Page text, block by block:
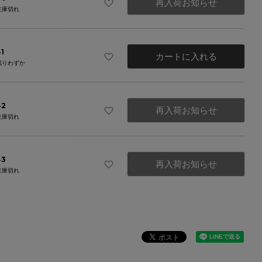
庫切れ
再入荷お知らせ
りわずか
カートに入れる
庫切れ
再入荷お知らせ
庫切れ
再入荷お知らせ